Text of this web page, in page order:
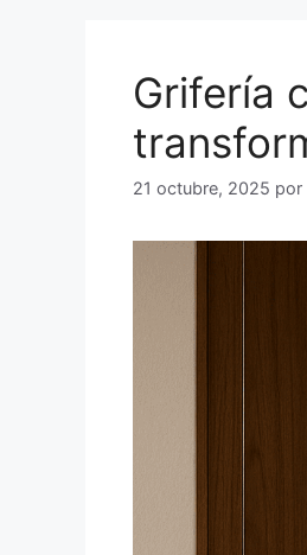
Grifería
21 octubre, 2025 por